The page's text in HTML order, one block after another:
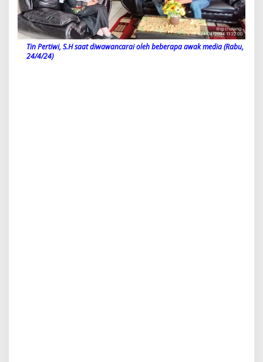
Tin Pertiwi, S.H saat diwawancarai oleh beberapa awak media (Rabu,
24/4/24)